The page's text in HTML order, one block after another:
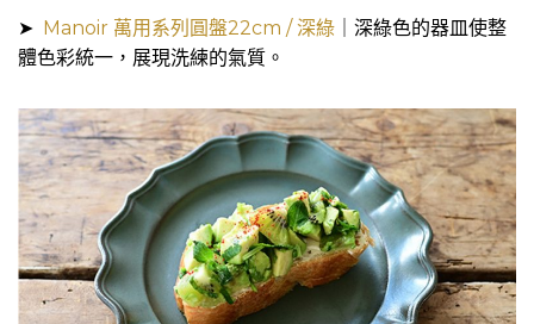
➤ Manoir 萬用系列圓盤22cm / 深綠 ｜深綠色的器皿使整
體色彩統一，展現洗練的氣質。